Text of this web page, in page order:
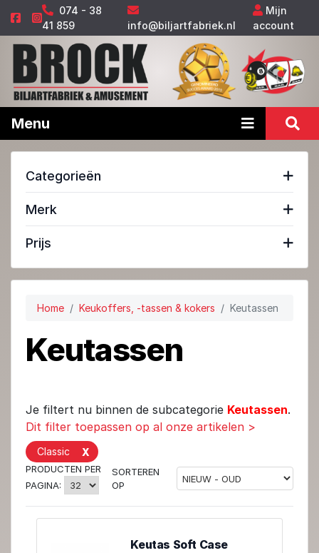
074 - 38
41 859
info@biljartfabriek.nl
Mijn
account
Menu
Categorieën
Merk
Prijs
Home Keukoffers, -tassen & kokers Keutassen
Keutassen
Je filtert nu binnen de subcategorie Keutassen.
Dit filter toepassen op al onze artikelen >
X
Classic
PRODUCTEN PER
PAGINA:
SORTEREN
OP
Keutas Soft Case